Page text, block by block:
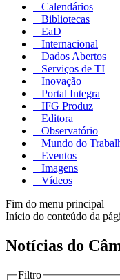
Calendários
Bibliotecas
EaD
Internacional
Dados Abertos
Serviços de TI
Inovação
Portal Integra
IFG Produz
Editora
Observatório
Mundo do
Eventos
Imagens
Vídeos
Fim do menu principal
Início do conteúdo da
Notícias do
Filtro